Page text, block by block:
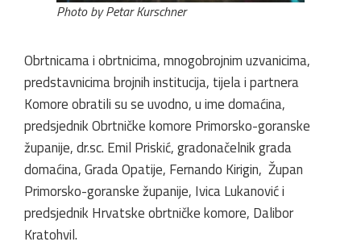
Photo by Petar Kurschner
Obrtnicama i obrtnicima, mnogobrojnim uzvanicima,
predstavnicima brojnih institucija, tijela i partnera
Komore obratili su se uvodno, u ime domaćina,
predsjednik Obrtničke komore Primorsko-goranske
županije, dr.sc. Emil Priskić, gradonačelnik grada
domaćina, Grada Opatije, Fernando Kirigin, Župan
Primorsko-goranske županije, Ivica Lukanović i
predsjednik Hrvatske obrtničke komore, Dalibor
Kratohvil.